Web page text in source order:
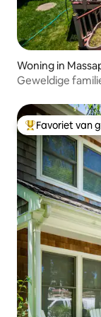
Woning in
Geweldige
Topfavoriet
Favoriet van